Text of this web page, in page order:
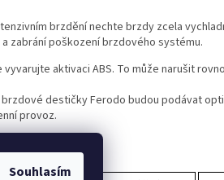
Souhlasím
brzdění nechte brzdy zcela
zabrání poškození brzdového systému.
vyvarujte aktivaci ABS. To může narušit
destičky Ferodo budou podávat
provoz.